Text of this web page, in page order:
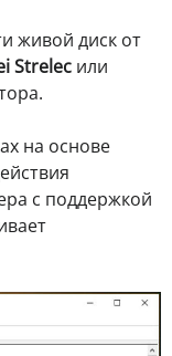
живой диск от
Strelec или
на основе
с поддержкой